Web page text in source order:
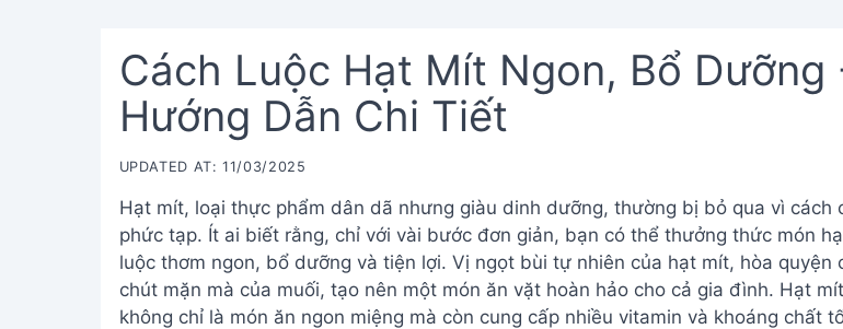
Cách Luộc Hạt Mít Ngon, Bổ Dưỡng
Hướng Dẫn Chi Tiết
UPDATED AT: 11/03/2025
Hạt mít, loại thực phẩm dân dã nhưng giàu dinh dưỡng, thường bị bỏ qua vì cách
phức tạp. Ít ai biết rằng, chỉ với vài bước đơn giản, bạn có thể thưởng thức món
luộc thơm ngon, bổ dưỡng và tiện lợi. Vị ngọt bùi tự nhiên của hạt mít, hòa quyện
chút mặn mà của muối, tạo nên một món ăn vặt hoàn hảo cho cả gia đình. Hạt
không chỉ là món ăn ngon miệng mà còn cung cấp nhiều vitamin và khoáng chất